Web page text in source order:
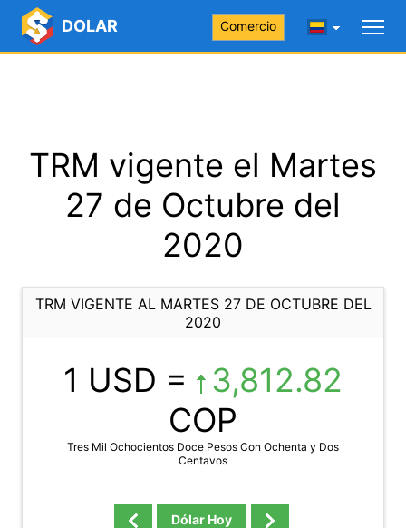
DOLAR Comercio
TRM vigente el Martes
27 de Octubre del
2020
TRM VIGENTE AL MARTES 27 DE OCTUBRE DEL
2020
1 USD =
3,812.82
COP
Tres Mil Ochocientos Doce Pesos Con Ochenta y Dos
Centavos
Dólar Hoy